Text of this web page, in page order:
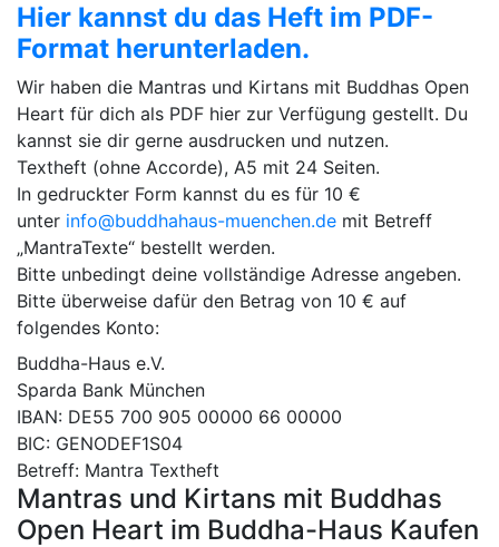
Hier kannst du das Heft im PDF-
Format herunterladen.
Wir haben die Mantras und Kirtans mit Buddhas Open
Heart für dich als PDF hier zur Verfügung gestellt. Du
kannst sie dir gerne ausdrucken und nutzen.
Textheft (ohne Accorde), A5 mit 24 Seiten.
In gedruckter Form kannst du es für 10 €
unter info@buddhahaus-muenchen.de mit Betreff
„MantraTexte“ bestellt werden.
Bitte unbedingt deine vollständige Adresse angeben.
Bitte überweise dafür den Betrag von 10 € auf
folgendes Konto:
Buddha-Haus e.V.
Sparda Bank München
IBAN: DE55 700 905 00000 66 00000
BIC: GENODEF1S04
Betreff: Mantra Textheft
Mantras und Kirtans mit Buddhas
Open Heart im Buddha-Haus Kaufen